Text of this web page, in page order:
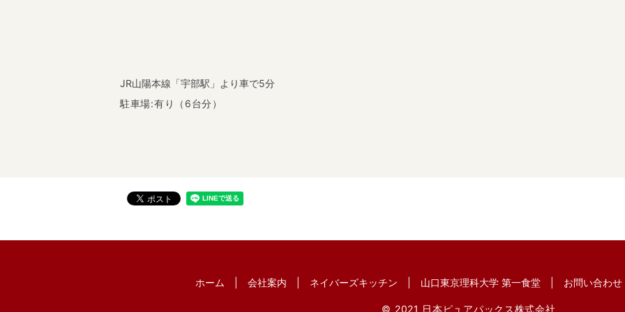
JR山陽本線「宇部駅」より車で5分
駐車場:有り（6台分）
ホーム 会社案内 ネイバーズキッチン 山口東京理科大学 第一食堂 お問い合わせ
© 2021 日本ピュアパックス株式会社